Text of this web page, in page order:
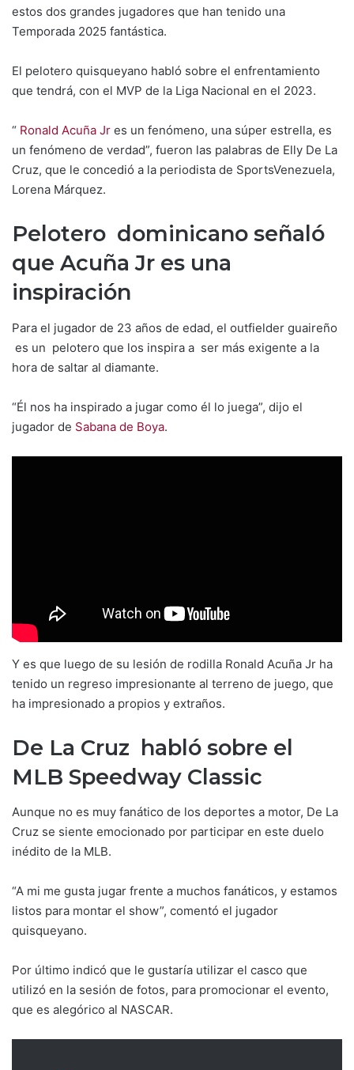
estos dos grandes jugadores que han tenido una
Temporada 2025 fantástica.
El pelotero quisqueyano habló sobre el enfrentamiento
que tendrá, con el MVP de la Liga Nacional en el 2023.
“ Ronald Acuña Jr es un fenómeno, una súper estrella, es
un fenómeno de verdad”, fueron las palabras de Elly De La
Cruz, que le concedió a la periodista de SportsVenezuela,
Lorena Márquez.
Pelotero dominicano señaló
que Acuña Jr es una
inspiración
Para el jugador de 23 años de edad, el outfielder guaireño
es un pelotero que los inspira a ser más exigente a la
hora de saltar al diamante.
“Él nos ha inspirado a jugar como él lo juega”, dijo el
jugador de Sabana de Boya.
Y es que luego de su lesión de rodilla Ronald Acuña Jr ha
tenido un regreso impresionante al terreno de juego, que
ha impresionado a propios y extraños.
De La Cruz habló sobre el
MLB Speedway Classic
Aunque no es muy fanático de los deportes a motor, De La
Cruz se siente emocionado por participar en este duelo
inédito de la MLB.
“A mi me gusta jugar frente a muchos fanáticos, y estamos
listos para montar el show”, comentó el jugador
quisqueyano.
Por último indicó que le gustaría utilizar el casco que
utilizó en la sesión de fotos, para promocionar el evento,
que es alegórico al NASCAR.